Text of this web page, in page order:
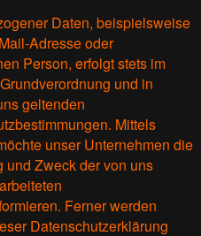
Daten, beispielsweise
Adresse oder
Person, erfolgt stets im
und in
geltenden
Mittels
unser Unternehmen die
und Zweck der von uns
Ferner werden
Datenschutzerklärung